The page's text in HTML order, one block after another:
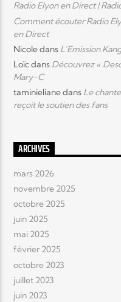
Radio Elyon en Direct |
Comment écouter Radio
en Direct
Nicoledans L’Emission
Loïcdans Découvrez «
Mary-C
taminielianedans Le
reçoit le soutien des fans
ARCHIVES
mars 2026
novembre 2025
octobre 2025
juin 2025
mai 2025
février 2025
octobre 2023
juillet 2023
juin 2023